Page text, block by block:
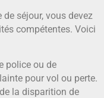
séjour, vous devez
compétentes. Voici
police ou de
pour vol ou perte.
la disparition de